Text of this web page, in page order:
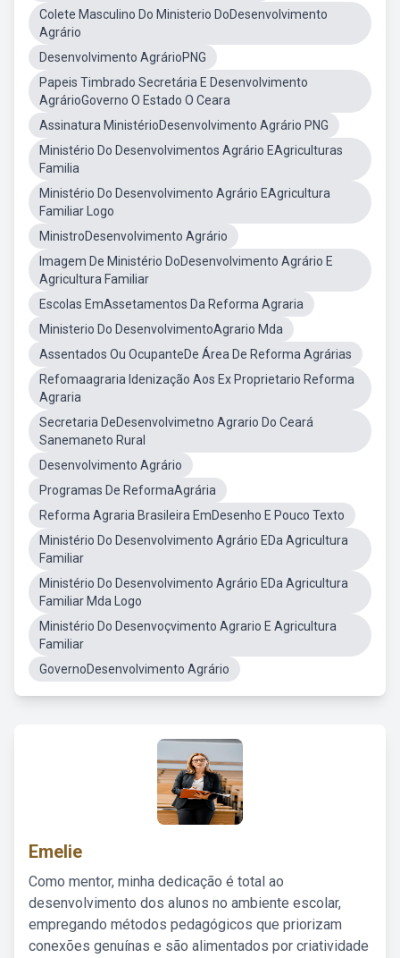
Colete Masculino Do Ministerio DoDesenvolvimento
Agrário
Desenvolvimento AgrárioPNG
Papeis Timbrado Secretária E Desenvolvimento
AgrárioGoverno O Estado O Ceara
Assinatura MinistérioDesenvolvimento Agrário PNG
Ministério Do Desenvolvimentos Agrário EAgriculturas
Familia
Ministério Do Desenvolvimento Agrário EAgricultura
Familiar Logo
MinistroDesenvolvimento Agrário
Imagem De Ministério DoDesenvolvimento Agrário E
Agricultura Familiar
Escolas EmAssetamentos Da Reforma Agraria
Ministerio Do DesenvolvimentoAgrario Mda
Assentados Ou OcupanteDe Área De Reforma Agrárias
Refomaagraria Idenização Aos Ex Proprietario Reforma
Agraria
Secretaria DeDesenvolvimetno Agrario Do Ceará
Sanemaneto Rural
Desenvolvimento Agrário
Programas De ReformaAgrária
Reforma Agraria Brasileira EmDesenho E Pouco Texto
Ministério Do Desenvolvimento Agrário EDa Agricultura
Familiar
Ministério Do Desenvolvimento Agrário EDa Agricultura
Familiar Mda Logo
Ministério Do Desenvoçvimento Agrario E Agricultura
Familiar
GovernoDesenvolvimento Agrário
Emelie
Como mentor, minha dedicação é total ao
desenvolvimento dos alunos no ambiente escolar,
empregando métodos pedagógicos que priorizam
conexões genuínas e são alimentados por criatividade